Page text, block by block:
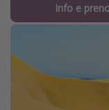
Info e